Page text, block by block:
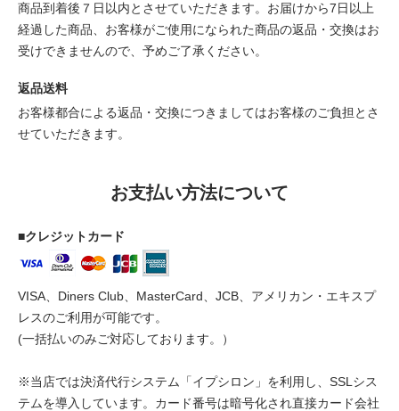
商品到着後７日以内とさせていただきます。お届けから7日以上
経過した商品、お客様がご使用になられた商品の返品・交換はお
受けできませんので、予めご了承ください。
返品送料
お客様都合による返品・交換につきましてはお客様のご負担とさ
せていただきます。
お支払い方法について
■クレジットカード
VISA、Diners Club、MasterCard、JCB、アメリカン・エキスプ
レスのご利用が可能です。
(一括払いのみご対応しております。）
※当店では決済代行システム「イプシロン」を利用し、SSLシス
テムを導入しています。カード番号は暗号化され直接カード会社